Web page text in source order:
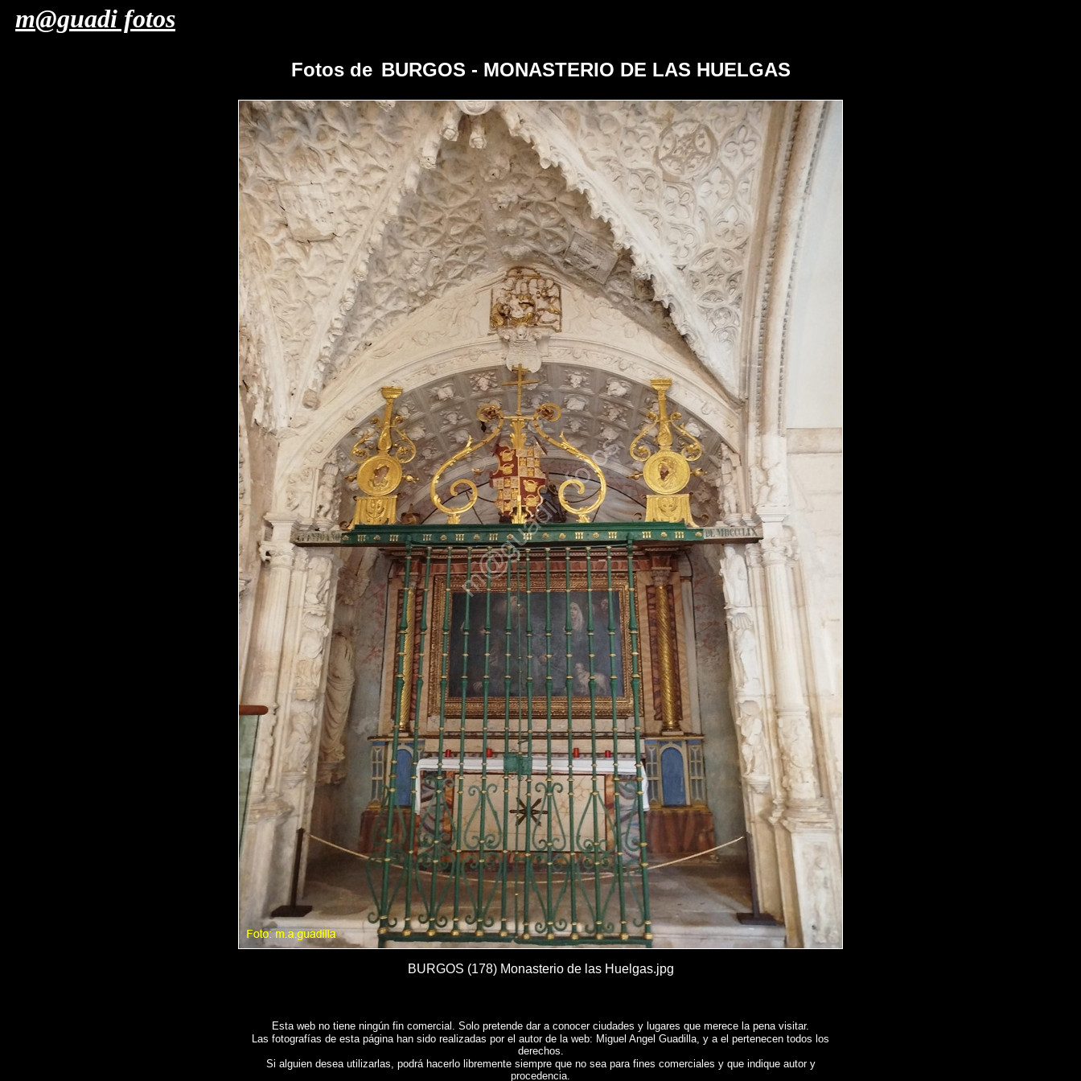
m@guadi fotos
Fotos de BURGOS - MONASTERIO DE LAS HUELGAS
BURGOS (178) Monasterio de las Huelgas.jpg
Esta web no tiene ningún fin comercial. Solo pretende dar a conocer ciudades y lugares que merece la pena visitar.
Las fotografías de esta página han sido realizadas por el autor de la web: Miguel Angel Guadilla, y a el pertenecen todos los
derechos.
Si alguien desea utilizarlas, podrá hacerlo libremente siempre que no sea para fines comerciales y que indique autor y
procedencia.